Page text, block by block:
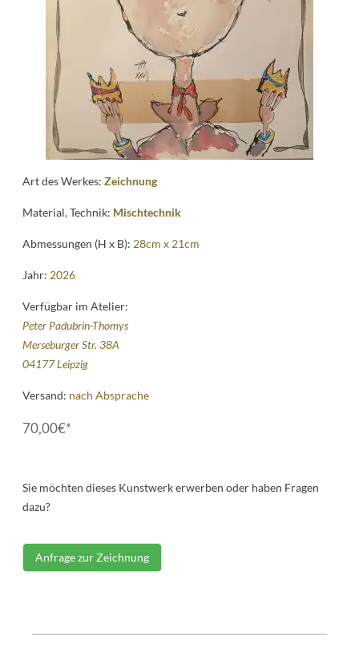
News
Kontakt
Art des Werkes:Zeichnung
Material, Technik: Mischtechnik
Abmessungen (H x B): 28cm x 21cm
Jahr: 2026
Verfügbar im Atelier:
Peter Padubrin-Thomys
Merseburger Str. 38A
04177 Leipzig
Versand: nach Absprache
70,00€*
Sie möchten dieses Kunstwerk erwerben oder haben Fragen
dazu?
Anfrage zur Zeichnung